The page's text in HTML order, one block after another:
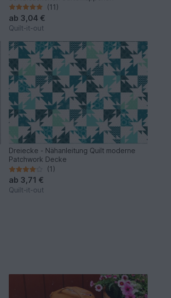
(11)
ab 3,04 €
Quilt-it-out
Dreiecke - Nähanleitung Quilt moderne
Patchwork Decke
(1)
ab 3,71 €
Quilt-it-out